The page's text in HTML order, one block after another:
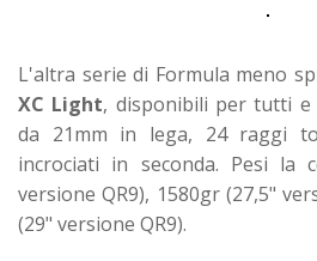
L'altra serie di Formula meno
XC Light, disponibili per tutti e
da 21mm in lega, 24 raggi
incrociati in seconda. Pesi la
versione QR9), 1580gr (27,5"
(29" versione QR9).